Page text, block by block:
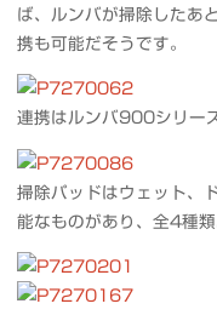
ば、ルンバが掃除したあ
携も可能だそうです。
連携はルンバ900シリー
掃除パッドはウェット、
能なものがあり、全4種